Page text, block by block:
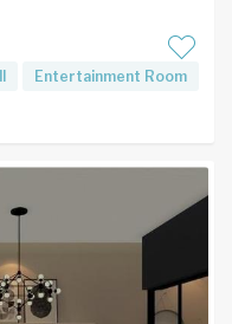
Entertainment Room